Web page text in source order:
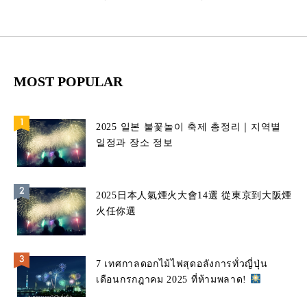
MOST POPULAR
2025 일본 불꽃놀이 축제 총정리｜지역별
일정과 장소 정보
2025日本人氣煙火大會14選 從東京到大阪煙
火任你選
7 เทศกาลดอกไม้ไฟสุดอลังการทั่วญี่ปุ่น
เดือนกรกฎาคม 2025 ที่ห้ามพลาด!